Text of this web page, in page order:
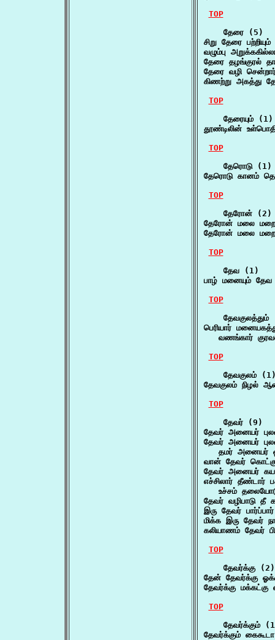
TOP
    தேரை (5)
சிறு தேரை
வழும்பு
தேரை தழங்குரல்
தேரை வழி
கிணற்று அகத்து
TOP
    தேரையும் (1)
தூண்டிலின்
TOP
    தேரொடு (1)
தேரொடு கானம்
TOP
    தேரோன் (2)
தேரோன் மலை
தேரோன் மலை
TOP
    தேவ (1)
பாழ் மனையும் தேவ
TOP
தேவகுலத்தும்
பெரியார்
வணங்கார்
TOP
தேவகுலம்
தேவகுலம் நிழல்
TOP
    தேவர் (9)
தேவர் அனையர்
தேவர் அனையர்
தமர் அனையர்
வான் தேவர்
தேவர் அனையர்
எச்சிலார் தீண்டார்
உச்சம்
தேவர் வழிபாடு
இரு தேவர்
மிக்க இரு தேவர்
கலியாணம் தேவர்
TOP
    தேவர்க்கு (2)
தேன் தேவர்க்கு
தேவர்க்கு
TOP
தேவர்க்கும்
தேவர்க்கும்